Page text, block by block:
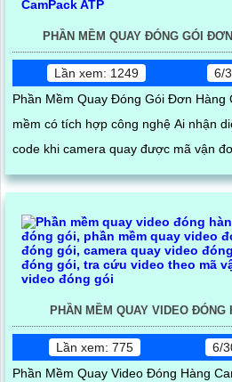
PHẦN MỀM QUAY ĐÓNG GÓI
Lần xem: 1249
6/
Phần Mềm Quay Đóng Gói Đơn Hàng
mềm có tích hợp công nghệ Ai nhận
code khi camera quay được mã vận
PHẦN MỀM QUAY VIDEO ĐÓNG
Lần xem: 775
6/
Phần Mềm Quay Video Đóng Hàng